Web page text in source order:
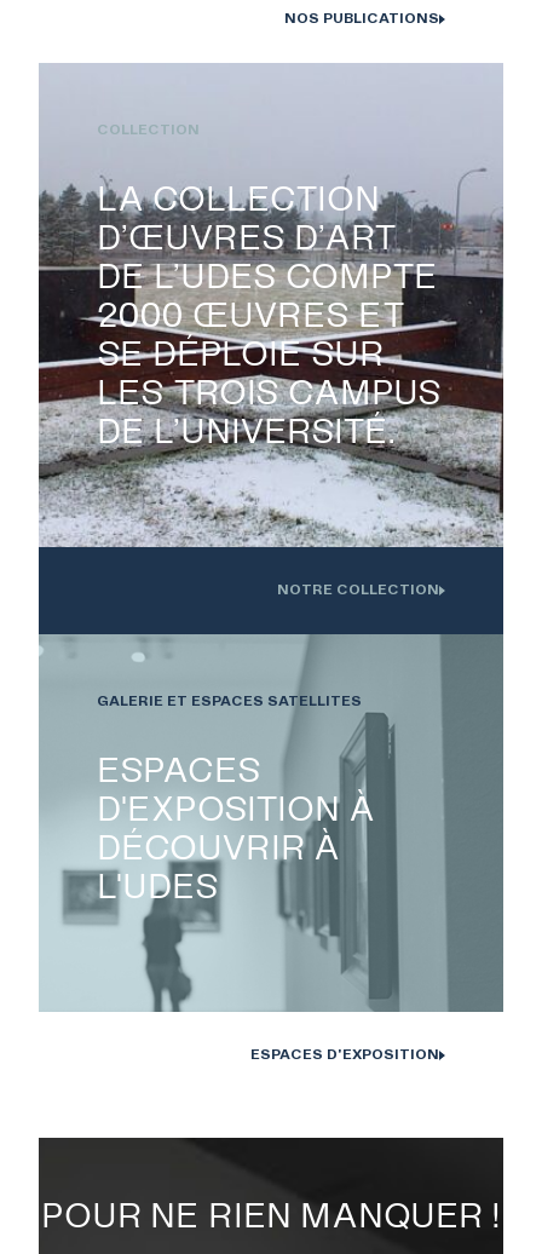

Monographies Solstice de Bertrand Carrière et Isabelle Hayeur.
NOS PUBLICATIONS
Oeuvre installée devant l'Institution interdisciplinaire d'innovation
LA COLLECTION
D’ŒUVRES D’ART
DE L’UDES COMPTE
2000 ŒUVRES ET
SE DÉPLOIE SUR
LES TROIS CAMPUS
DE L’UNIVERSITÉ.
COLLECTION
NOTRE COLLECTION
ESPACES
D'EXPOSITION À
DÉCOUVRIR À
L'UDES
GALERIE ET ESPACES SATELLITES
ESPACES D'EXPOSITION
POUR NE RIEN MANQUER !